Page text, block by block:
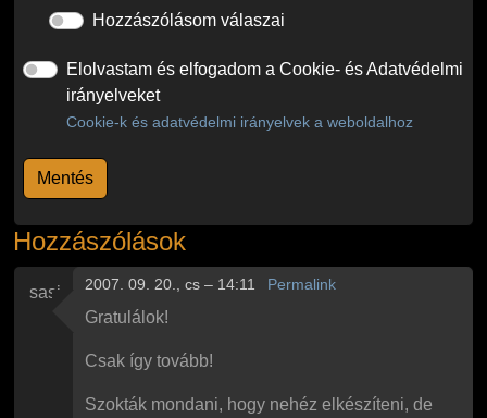
Hozzászólásom válaszai
Elolvastam és elfogadom a Cookie- és Adatvédelmi
irányelveket
Cookie-k és adatvédelmi irányelvek a weboldalhoz
Hozzászólások
sasi 2007. 09. 20., cs – 14:11 Permalink
Gratulálok!
Csak így tovább!
Szokták mondani, hogy nehéz elkészíteni, de